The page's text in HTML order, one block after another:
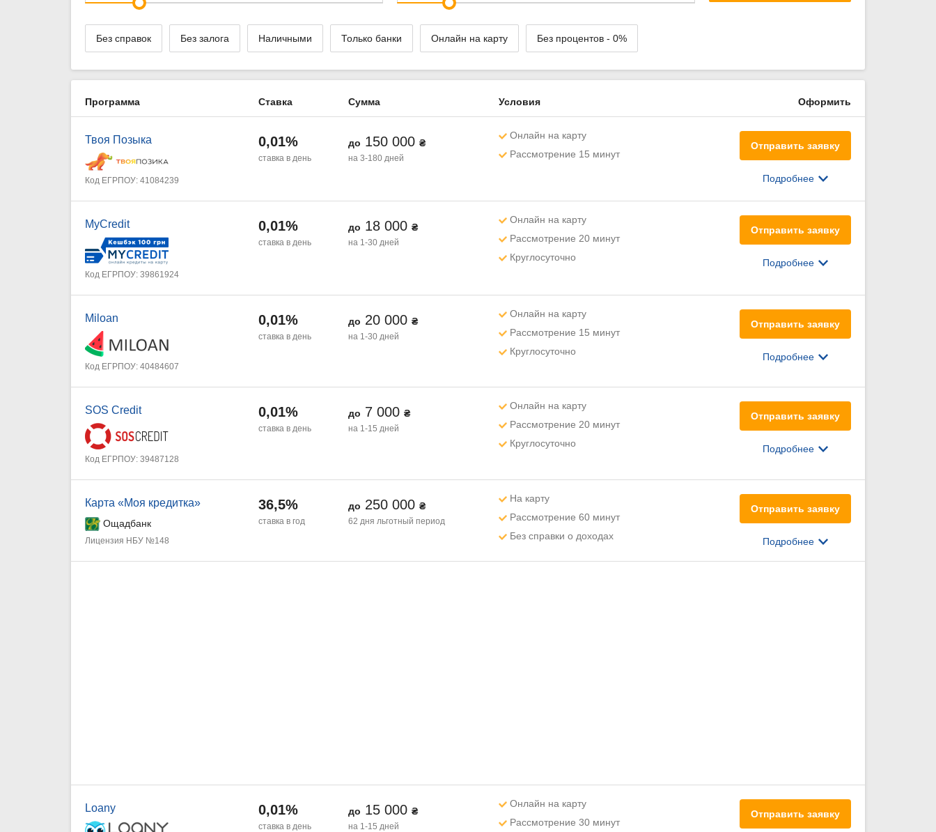
Без справок Без залога Наличными Только банки Онлайн на карту Без процентов - 0%
Программа Ставка Сумма Условия Оформить
Твоя Позыка
Код ЕГРПОУ: 41084239
0,01%
ставка в день
до 150 000 ₴
на 3-180 дней
Онлайн на карту
Рассмотрение 15 минут
Отправить заявку
Подробнее
MyCredit
Код ЕГРПОУ: 39861924
0,01%
ставка в день
до 18 000 ₴
на 1-30 дней
Онлайн на карту
Рассмотрение 20 минут
Круглосуточно
Отправить заявку
Подробнее
Miloan
Код ЕГРПОУ: 40484607
0,01%
ставка в день
до 20 000 ₴
на 1-30 дней
Онлайн на карту
Рассмотрение 15 минут
Круглосуточно
Отправить заявку
Подробнее
SOS Credit
Код ЕГРПОУ: 39487128
0,01%
ставка в день
до 7 000 ₴
на 1-15 дней
Онлайн на карту
Рассмотрение 20 минут
Круглосуточно
Отправить заявку
Подробнее
Карта «Моя кредитка»
Ощадбанк
Лицензия НБУ №148
36,5%
ставка в год
до 250 000 ₴
62 дня льготный период
На карту
Рассмотрение 60 минут
Без справки о доходах
Отправить заявку
Подробнее
Loany 0,01%
ставка в день
до 15 000 ₴
на 1-15 дней
Онлайн на карту
Рассмотрение 30 минут
Отправить заявку